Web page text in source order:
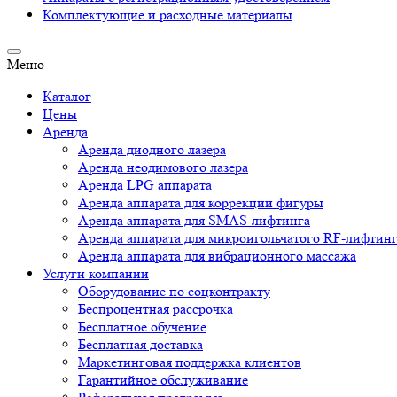
Комплектующие и расходные материалы
Меню
Каталог
Цены
Аренда
Аренда диодного лазера
Аренда неодимового лазера
Аренда LPG аппарата
Аренда аппарата для коррекции фигуры
Аренда аппарата для SMAS-лифтинга
Аренда аппарата для микроигольчатого RF-
Аренда аппарата для вибрационного массажа
Услуги компании
Оборудование по соцконтракту
Беспроцентная рассрочка
Бесплатное обучение
Бесплатная доставка
Маркетинговая поддержка клиентов
Гарантийное обслуживание